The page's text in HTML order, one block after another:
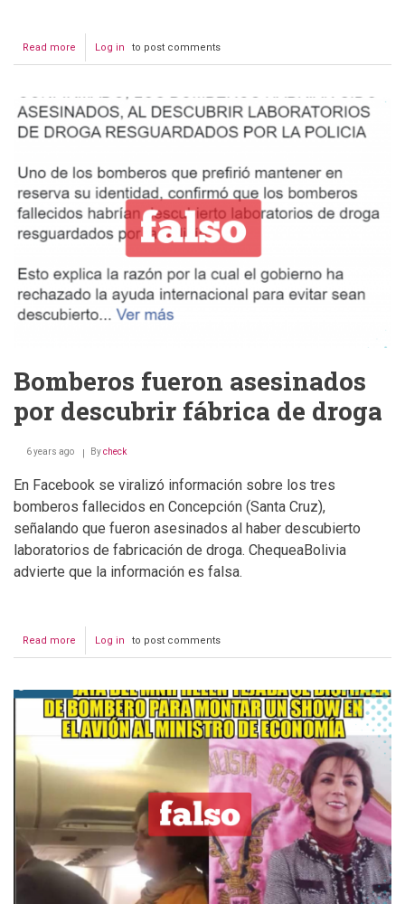
Read more about
Bombero
en
Roboré
Log in to post comments
Bomberos fueron asesinados
por descubrir fábrica de droga
6 years ago Bycheck
En Facebook se viralizó información sobre los tres
bomberos fallecidos en Concepción (Santa Cruz),
señalando que fueron asesinados al haber descubierto
laboratorios de fabricación de droga. ChequeaBolivia
advierte que la información es falsa.
Read more about
Bomberos
por
descubrir
fábrica
Log in to post comments